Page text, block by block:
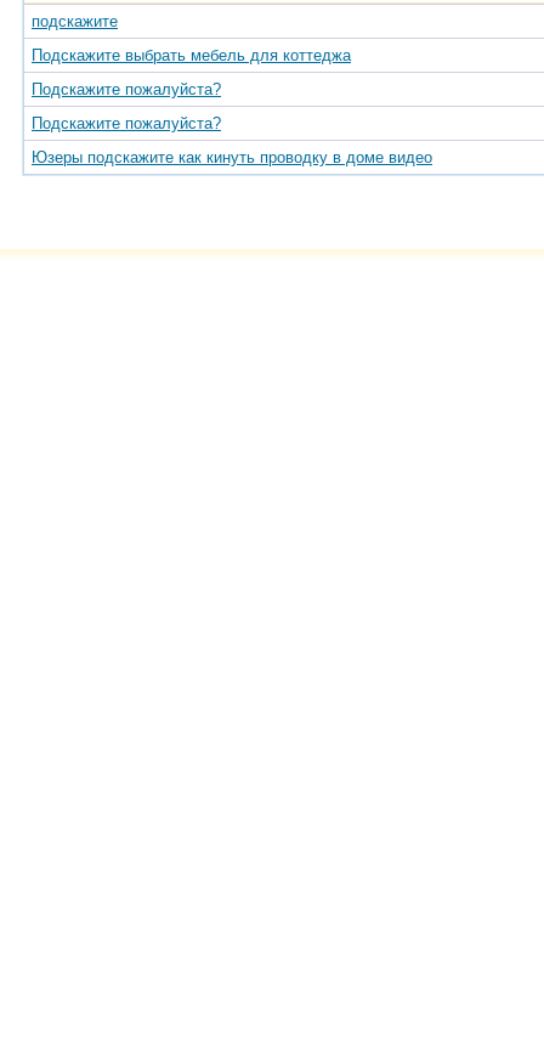
подскажите
Подскажите выбрать мебель для коттеджа
Подскажите пожалуйста?
Подскажите пожалуйста?
Юзеры подскажите как кинуть проводку в доме видео